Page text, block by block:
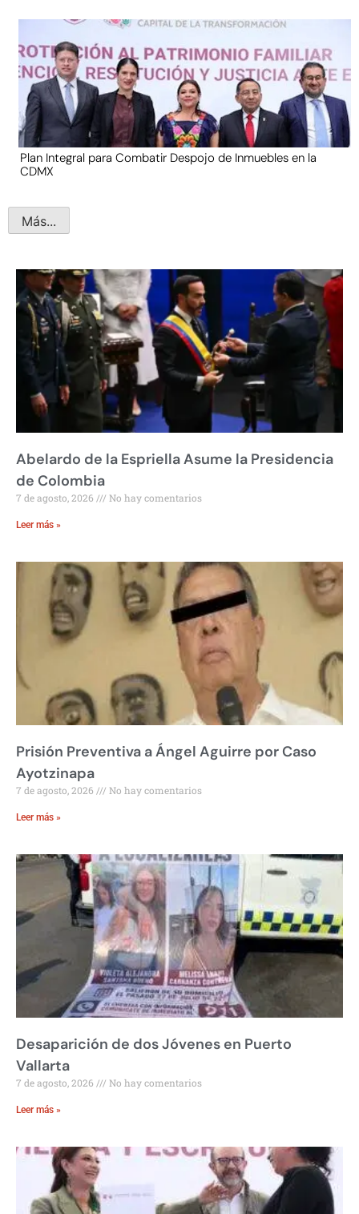
Plan Integral para Combatir Despojo de Inmuebles en la
CDMX
Más...
Abelardo de la Espriella Asume la Presidencia
de Colombia
7 de agosto, 2026 No hay comentarios
Leer más »
Prisión Preventiva a Ángel Aguirre por Caso
Ayotzinapa
7 de agosto, 2026 No hay comentarios
Leer más »
Desaparición de dos Jóvenes en Puerto
Vallarta
7 de agosto, 2026 No hay comentarios
Leer más »